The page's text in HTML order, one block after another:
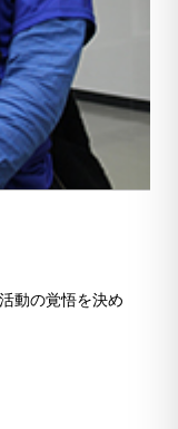
動の覚悟を決め